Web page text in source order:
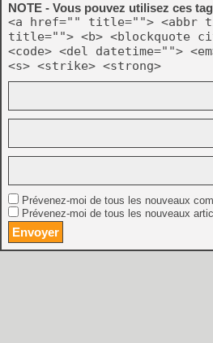
NOTE - Vous pouvez utilisez ces
<a href="" title=""> <abbr
title=""> <b> <blockquote
<code> <del datetime="">
<s> <strike> <strong>
Prévenez-moi de tous les nouveaux
Prévenez-moi de tous les nouveaux